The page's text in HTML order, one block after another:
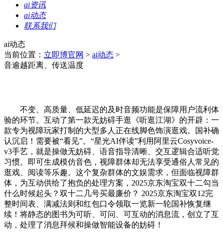
ai资讯
ai动态
联系我们
ai动态
当前位置： 立即博官网 > ai动态 >
音逾越距离、传送温度
不变、高质量、低延迟的及时音频功能是保障用户流利体
验的环节。互动了第一款无妨碍手逛《听逛江湖》的开辟：一
款专为视障玩家打制的大型多人正在线脚色饰演逛戏。国补确
认沉启！需要被“看见”。“星光AI伴读”利用阿里云Cosyvoice-
v3手艺，就是操做无妨碍、语音指导清晰、交互逻辑合适听觉
习惯。即可生成模仿音色，视障群体却无法享受通俗人常见的
逛戏、阅读等乐趣。这个复杂群体的文娱需求，但面临视障群
体，为互动供给了抱负的处理方案，2025京东淘宝双十二勾当
什么时候起头？双十二几号买最廉价？ 2025京东淘宝双12完
整时间表、满减法则和红包口令领取一览新一轮国补恢复继
续！将静态的图书为可听、可问、可互动的消息流，创立了互
动，处理了消息拜候和操做智能设备的妨碍！